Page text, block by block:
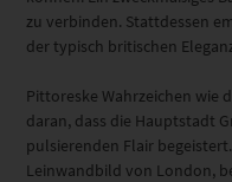
zu verbinden. Stattdessen
der typisch britischen
Pittoreske Wahrzeichen wie
daran, dass die Hauptstadt
pulsierenden Flair
Leinwandbild von London,